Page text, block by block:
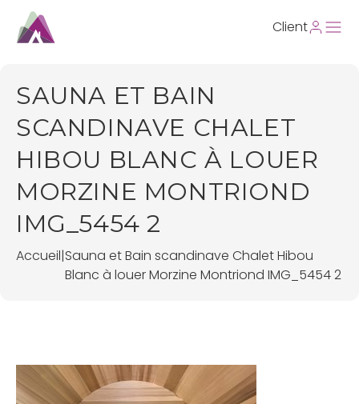
Client
SAUNA ET BAIN
SCANDINAVE CHALET
HIBOU BLANC À LOUER
MORZINE MONTRIOND
IMG_5454 2
Accueil|Sauna et Bain scandinave Chalet Hibou
Blanc à louer Morzine Montriond IMG_5454 2